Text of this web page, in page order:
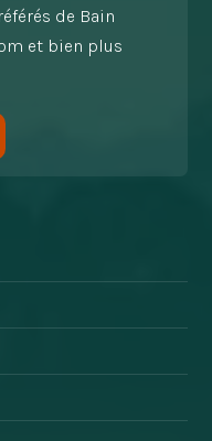
de Bain
et bien plus